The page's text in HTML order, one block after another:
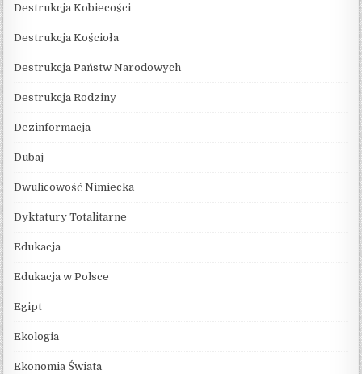
Destrukcja Kobiecości
Destrukcja Kościoła
Destrukcja Państw Narodowych
Destrukcja Rodziny
Dezinformacja
Dubaj
Dwulicowość Nimiecka
Dyktatury Totalitarne
Edukacja
Edukacja w Polsce
Egipt
Ekologia
Ekonomia Świata